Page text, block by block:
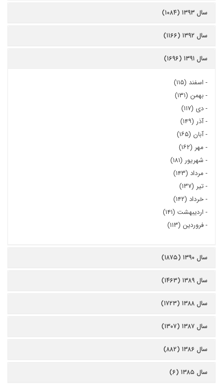
سال ۱۳۹۳ (۱۰۸۴)
سال ۱۳۹۲ (۱۱۶۶)
سال ۱۳۹۱ (۱۶۹۶)
- اسفند (۱۱۵)
-بهمن (۱۳۱)
-دی (۱۱۷)
-آذر (۱۴۹)
-آبان (۱۶۵)
- مهر (۱۶۲)
- شهریور (۱۸۱)
- مرداد (۱۴۳)
-تیر (۱۳۷)
-خرداد (۱۴۲)
- اردیبهشت (۱۴۱)
-فروردین (۱۱۳)
سال ۱۳۹۰ (۱۸۷۵)
سال ۱۳۸۹ (۱۴۶۳)
سال ۱۳۸۸ (۱۷۲۳)
سال ۱۳۸۷ (۱۳۰۷)
سال ۱۳۸۶ (۸۸۲)
سال ۱۳۸۵ (۶)